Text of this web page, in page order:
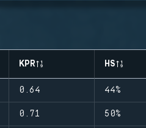
KPR HS
0.64 44%
0.71 50%